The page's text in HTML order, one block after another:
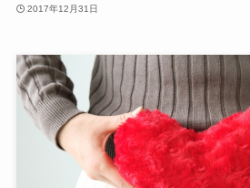
2017年12月31日